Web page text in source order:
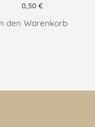
0,50€
den Warenkorb